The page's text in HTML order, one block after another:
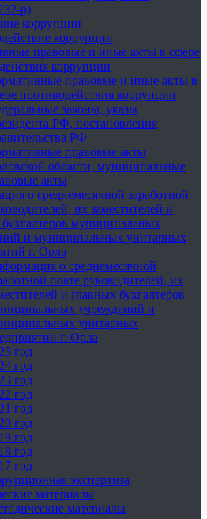
р)
коррупции
коррупции
правовые и иные акты в сфере
коррупции
правовые и иные акты в
противодействия коррупции
законы, указы
РФ, постановления
РФ
правовые акты
области, муниципальные
акты
о среднемесячной заработной
их заместителей и
муниципальных
и муниципальных унитарных
г. Орла
о среднемесячной
плате руководителей, их
и главных бухгалтеров
учреждений и
унитарных
г. Орла
год
год
год
год
год
год
год
год
год
экспертиза
материалы
материалы